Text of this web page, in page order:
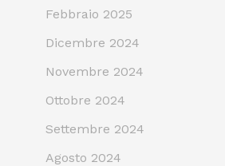
Febbraio 2025
Dicembre 2024
Novembre 2024
Ottobre 2024
Settembre 2024
Agosto 2024